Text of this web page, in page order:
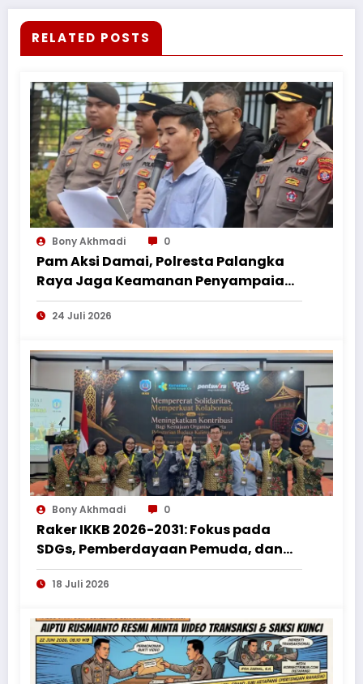
RELATED POSTS
Bony Akhmadi 0
Pam Aksi Damai, Polresta Palangka
Raya Jaga Keamanan Penyampaian
Aspirasi Perkumpulan Pemuda
Nusantara
24 Juli 2026
Bony Akhmadi 0
Raker IKKB 2026-2031: Fokus pada
SDGs, Pemberdayaan Pemuda, dan
Penguatan Bantuan Hukum bagi
Perantau Kalbar
18 Juli 2026